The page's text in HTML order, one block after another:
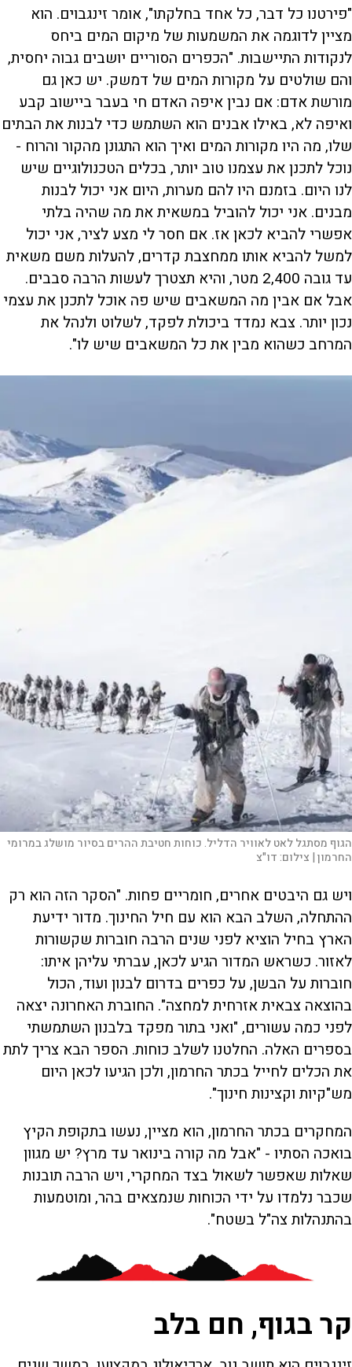
"פירטנו כל דבר, כל אחד בחלקתו", אומר זינגבוים. הוא
מציין לדוגמה את המשמעות של מיקום המים ביחס
לנקודות התיישבות. "הכפרים הסוריים יושבים גבוה יחסית,
והם שולטים על מקורות המים של דמשק. יש כאן גם
מורשת אדם: אם נבין איפה האדם חי בעבר ביישוב קבע
ואיפה לא, באילו אבנים הוא השתמש כדי לבנות את הבתים
שלו, מה היו מקורות המים ואיך הוא התגונן מהקור והרוח -
נוכל לתכנן את עצמנו טוב יותר, בכלים הטכנולוגיים שיש
לנו היום. בזמנם היו להם מערות, היום אני יכול לבנות
מבנים. אני יכול להוביל במשאית את מה שהיה בלתי
אפשרי להביא לכאן אז. אם חסר לי מצע לציר, אני יכול
למשל להביא אותו ממחצבת קדרים, להעלות משם משאית
עד גובה 2,400 מטר, והיא תצטרך לעשות הרבה סבבים.
אבל אם אבין מה המשאבים שיש פה אוכל לתכנן את עצמי
נכון יותר. צבא נמדד ביכולת לפקד, לשלוט ולנהל את
המרחב כשהוא מבין את כל המשאבים שיש לו".
הגוף מסתגל לאט לאוויר הדליל. כוחות חטיבת ההרים בסיור מושלג במרומי
החרמון | צילום:דו"צ
ויש גם היבטים אחרים, חומריים פחות. "הסקר הזה הוא רק
ההתחלה, השלב הבא הוא עם חיל החינוך. מדור ידיעת
הארץ בחיל הוציא לפני שנים הרבה חוברות שקשורות
לאזור. כשראש המדור הגיע לכאן, עברתי עליהן איתו:
חוברות על הבשן, על כפרים בדרום לבנון ועוד, הכול
בהוצאה צבאית אזרחית למחצה". החוברת האחרונה יצאה
לפני כמה עשורים, "ואני בתור מפקד בלבנון השתמשתי
בספרים האלה. החלטנו לשלב כוחות. הספר הבא צריך לתת
את הכלים לחייל בכתר החרמון, ולכן הגיעו לכאן היום
מש"קיות וקצינות חינוך".
המחקרים בכתר החרמון, הוא מציין, נעשו בתקופת הקיץ
בואכה הסתיו - "אבל מה קורה בינואר עד מרץ? יש מגוון
שאלות שאפשר לשאול בצד המחקרי, ויש הרבה תובנות
שכבר נלמדו על ידי הכוחות שנמצאים בהר, ומוטמעות
בהתנהלות צה"ל בשטח".
קר בגוף, חם בלב